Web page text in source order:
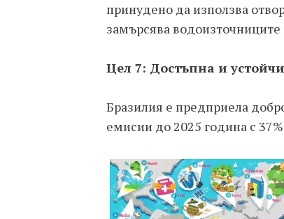
принудено да използва
замърсява водоизточниците
Цел 7: Достъпна и
Бразилия е предприела
емисии до 2025 година с